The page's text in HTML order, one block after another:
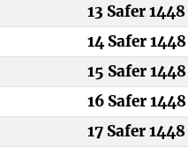
13 Safer 1448
14 Safer 1448
15 Safer 1448
16 Safer 1448
17 Safer 1448